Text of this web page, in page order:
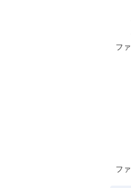
フ
フ